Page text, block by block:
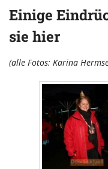
Einige
sie hier
(alle Fotos: Karina